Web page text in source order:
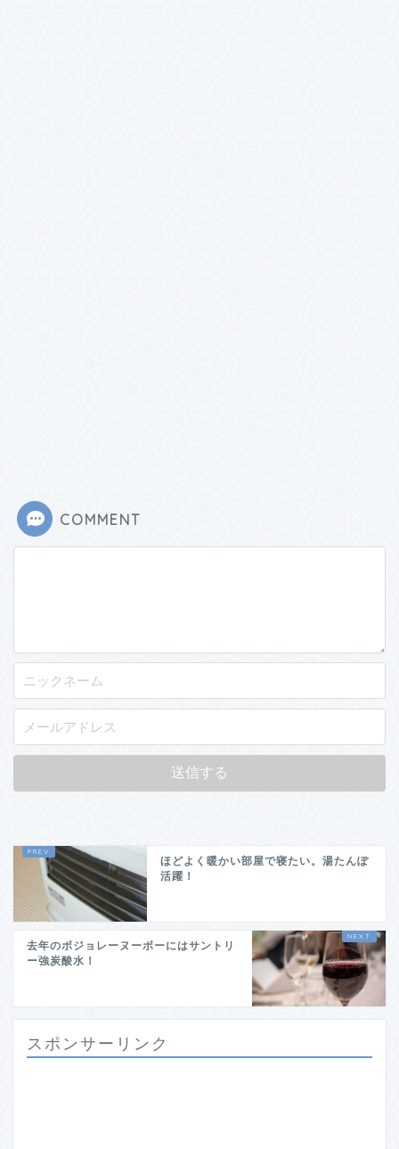
COMMENT
ほどよく暖かい部屋で寝たい。湯たんぽ
活躍！
去年のボジョレーヌーボーにはサントリ
ー強炭酸水！
スポンサーリンク